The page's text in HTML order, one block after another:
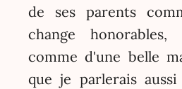
de ses parents
change
comme d'une belle
que je parlerais